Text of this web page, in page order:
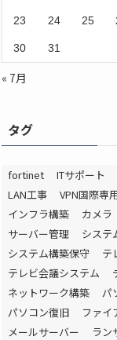
23 24 25
30 31
« 7月
タグ
fortinet ITサポート
LAN工事
VPN国際専
インフラ構築
カメラ
サーバー管理
システ
システム構築保守
テ
テレビ会議システム
ネットワーク構築
パ
パソコン復旧
ファイ
メールサーバー
ラン